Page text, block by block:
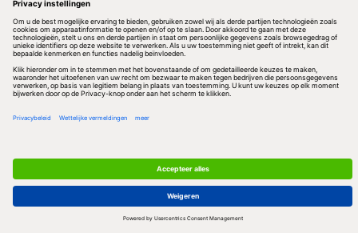
Volg ons
Redactionele partner
Algemene Voorwaarden & Copyrights